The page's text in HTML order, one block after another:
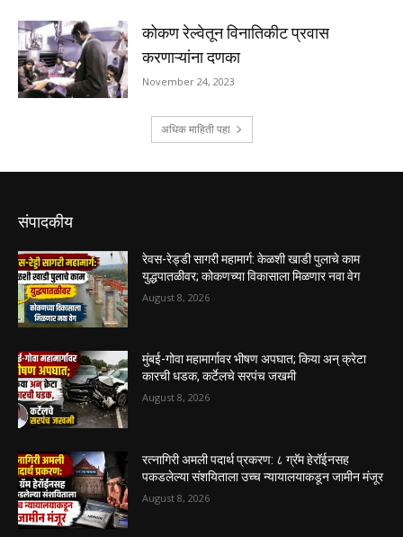
संपादकीय
रेवस-रेड्डी सागरी महामार्ग: केळशी खाडी पुलाचे काम
युद्धपातळीवर; कोकणच्या विकासाला मिळणार नवा वेग
August 8, 2026
मुंबई-गोवा महामार्गावर भीषण अपघात; किया अन् क्रेटा
कारची धडक, कर्टेलचे सरपंच जखमी
August 8, 2026
रत्नागिरी अमली पदार्थ प्रकरण: ८ ग्रॅम हेरॉईनसह
पकडलेल्या संशयिताला उच्च न्यायालयाकडून जामीन मंजूर
August 8, 2026